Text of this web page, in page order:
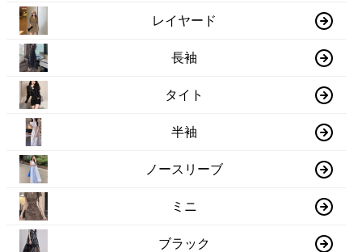
レイヤード
長袖
タイト
半袖
ノースリーブ
ミニ
ブラック